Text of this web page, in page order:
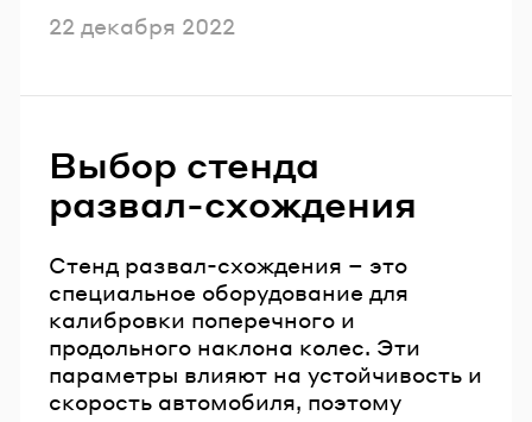
Опубликовано
22 декабря 2022
Выбор стенда
развал-схождения
Стенд развал-схождения – это
специальное оборудование для
калибровки поперечного и
продольного наклона колес. Эти
параметры влияют на устойчивость и
скорость автомобиля, поэтому